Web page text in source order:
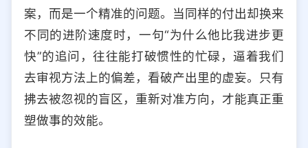
案，而是一个精准的问题。当同样的付出却换来
不同的进阶速度时，一句“为什么他比我进步更
快”的追问，往往能打破惯性的忙碌，逼着我们
去审视方法上的偏差，看破产出里的虚妄。只有
拂去被忽视的盲区，重新对准方向，才能真正重
塑做事的效能。